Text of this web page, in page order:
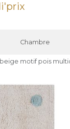
Chambre
motif pois